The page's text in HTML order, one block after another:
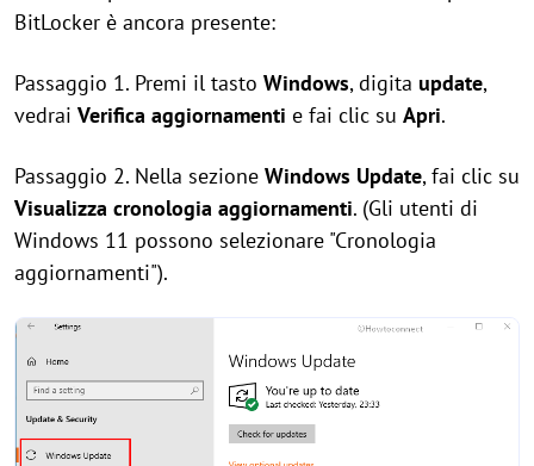
BitLocker è ancora presente:
Passaggio 1. Premi il tasto Windows, digita update,
vedrai Verifica aggiornamenti e fai clic su Apri.
Passaggio 2. Nella sezione Windows Update, fai clic su
Visualizza cronologia aggiornamenti. (Gli utenti di
Windows 11 possono selezionare "Cronologia
aggiornamenti").